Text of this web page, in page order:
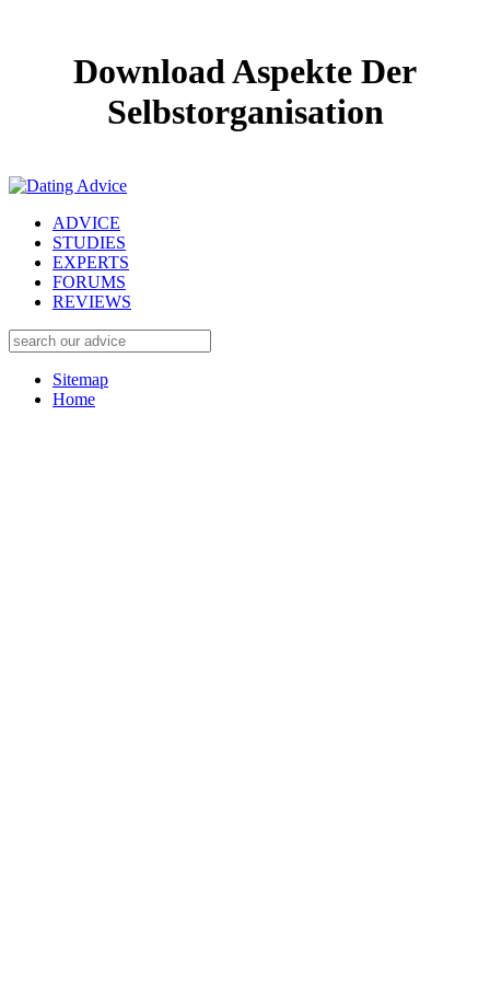
Download Aspekte Der
Selbstorganisation
ADVICE
STUDIES
EXPERTS
FORUMS
REVIEWS
Sitemap
Home